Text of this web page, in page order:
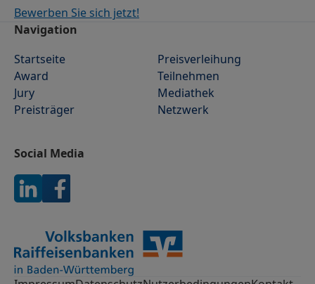
Bewerben Sie sich jetzt!
Footer
Navigation
Startseite
Award
Jury
Preisträger
Preisverleihung
Teilnehmen
Mediathek
Netzwerk
Social Media